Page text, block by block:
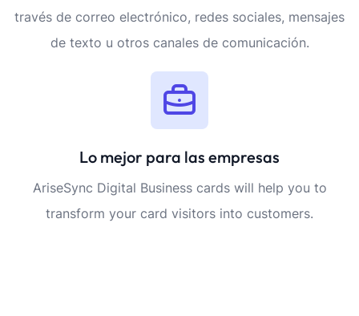
través de correo electrónico, redes sociales, mensajes
de texto u otros canales de comunicación.
Lo mejor para las empresas
AriseSync Digital Business cards will help you to
transform your card visitors into customers.